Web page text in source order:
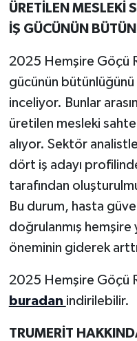
ÜRETİLEN MESLEKİ
İŞ GÜCÜNÜN
2025 Hemşire Göçü
gücünün
inceliyor. Bunlar
üretilen mesleki
alıyor. Sektör
dört iş adayı
tarafından
Bu durum, hasta
doğrulanmış
öneminin giderek
2025 Hemşire Göçü
buradan indirilebilir.
TRUMERİT